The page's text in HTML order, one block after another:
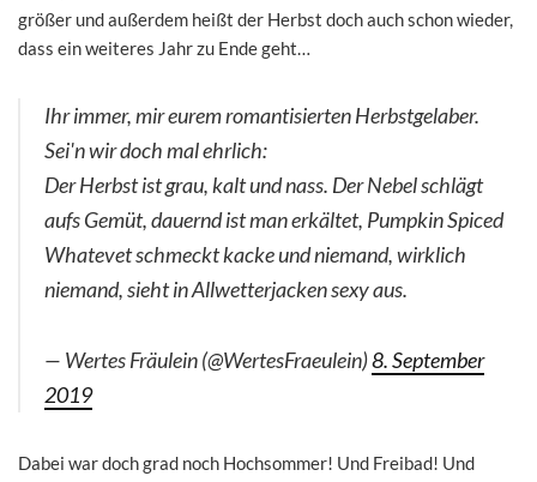
größer und außerdem heißt der Herbst doch auch schon wieder,
dass ein weiteres Jahr zu Ende geht…
Ihr immer, mir eurem romantisierten Herbstgelaber.
Sei'n wir doch mal ehrlich:
Der Herbst ist grau, kalt und nass. Der Nebel schlägt
aufs Gemüt, dauernd ist man erkältet, Pumpkin Spiced
Whatevet schmeckt kacke und niemand, wirklich
niemand, sieht in Allwetterjacken sexy aus.
— Wertes Fräulein (@WertesFraeulein)8. September
2019
Dabei war doch grad noch Hochsommer! Und Freibad! Und